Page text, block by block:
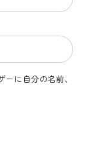
に自分の名前、